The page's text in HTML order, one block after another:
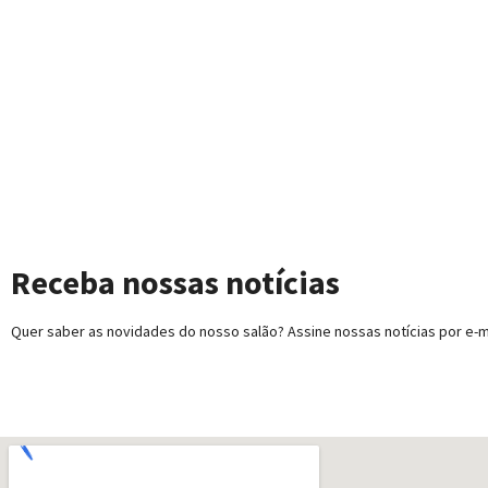
Receba nossas notícias
Quer saber as novidades do nosso salão? Assine nossas notícias por e-